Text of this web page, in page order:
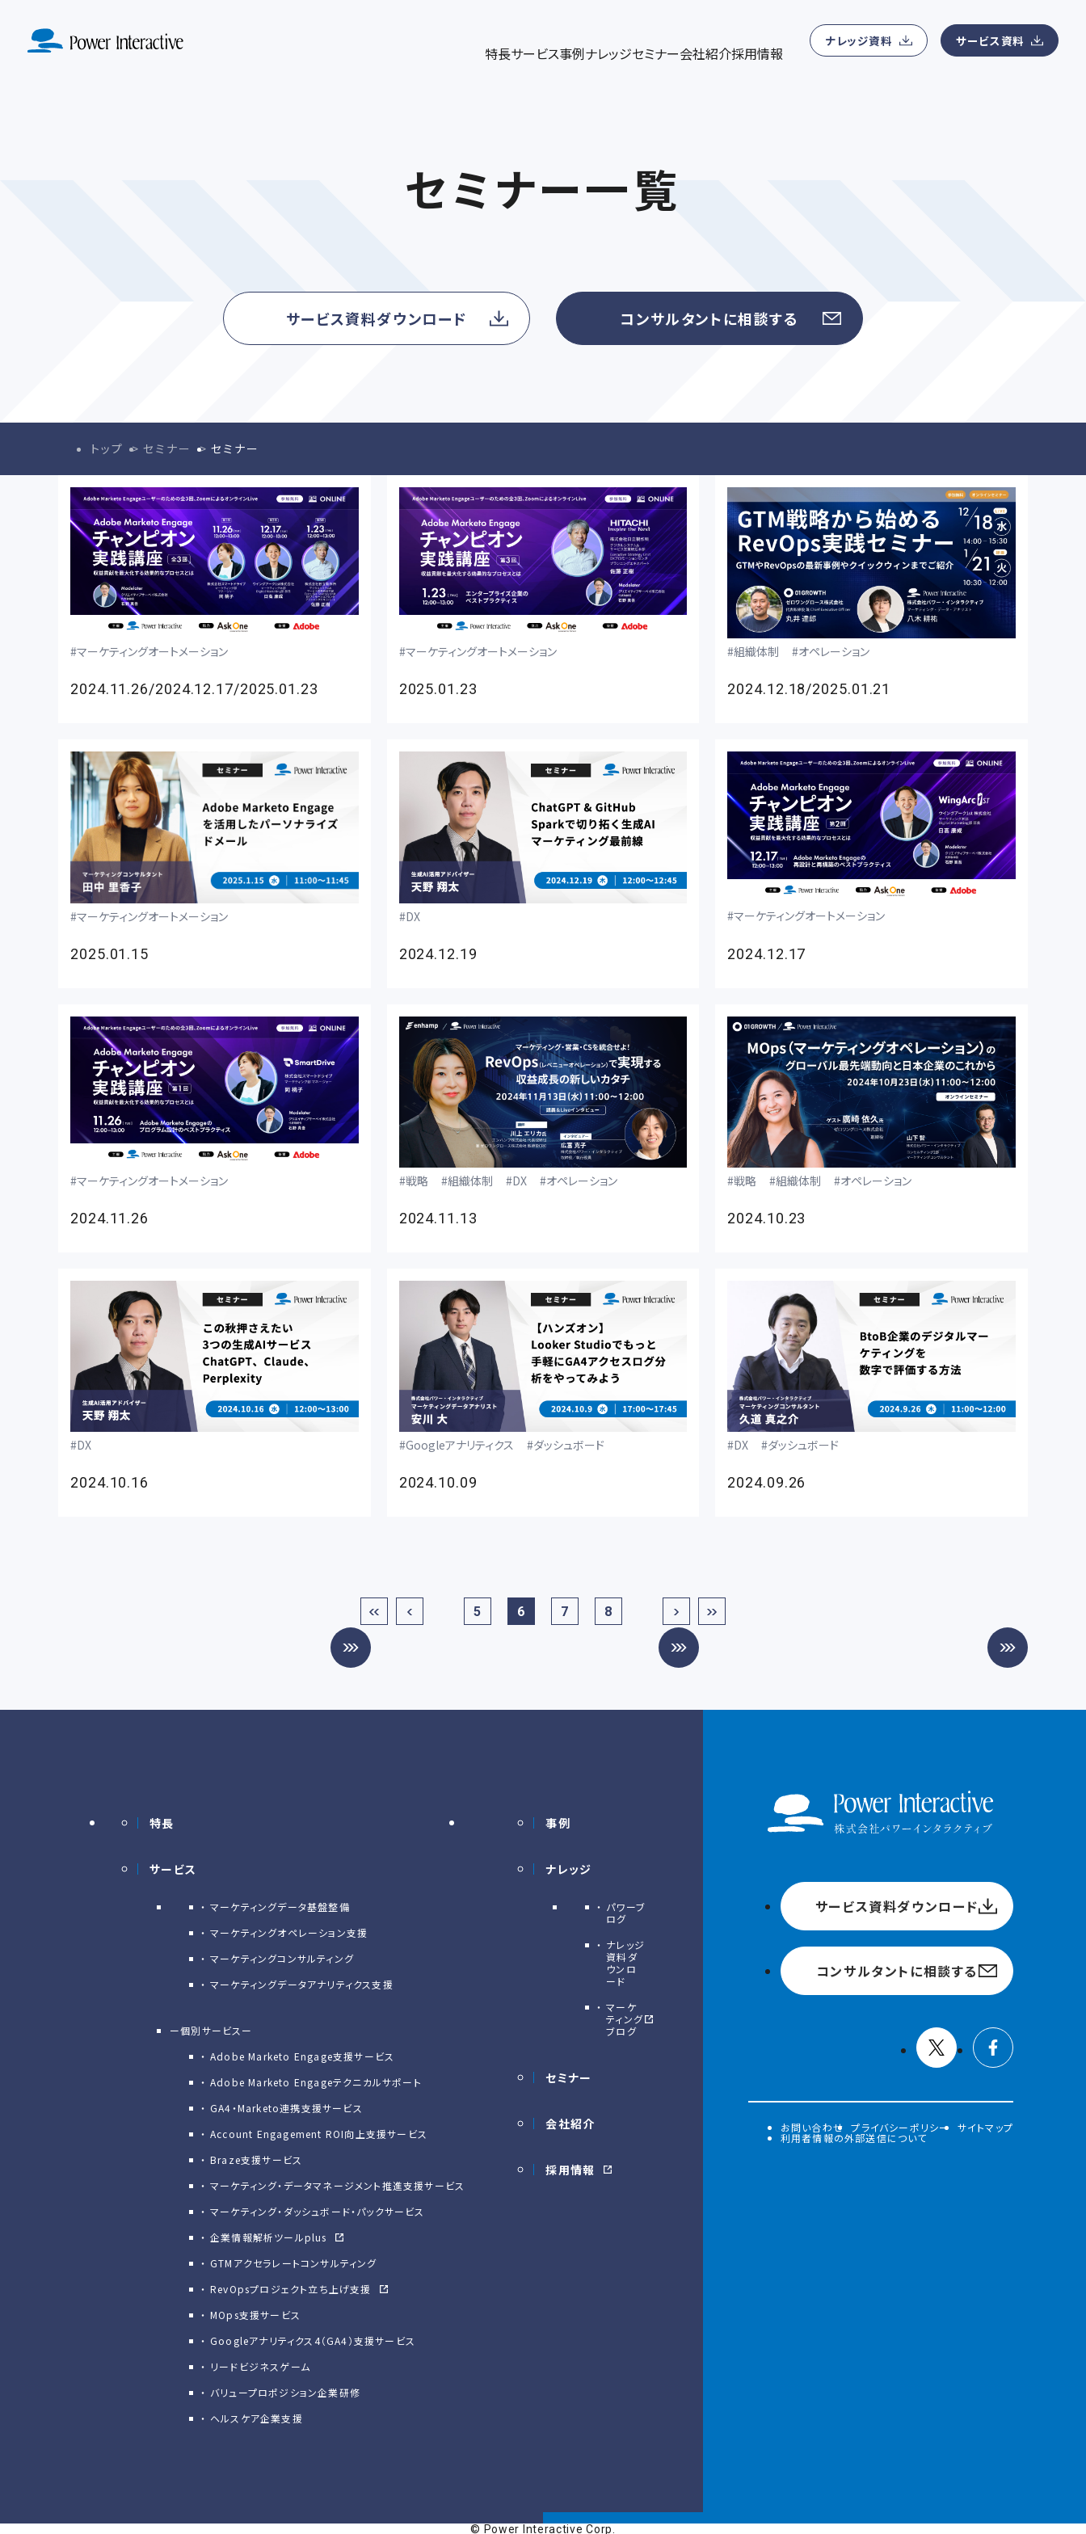
特長サービス
SERVICE 事例ナレッジ
マーケティングに関わる無料eBookを提供
セミナー会社紹介
所在地、事業領域、アクセスマップ、役員紹介などの基本情報
採用情報
ナレッジ資料 サービス資料
セミナー一覧
サービス資料ダウンロード コンサルタントに相談する
トップ セミナー セミナー
マーケティングオートメーション
2024.11.26/2024.12.17/2025.01.23
マーケティングオートメーション
2025.01.23
組織体制 オペレーション
2024.12.18/2025.01.21
マーケティングオートメーション
2025.01.15
DX
2024.12.19
マーケティングオートメーション
2024.12.17
マーケティングオートメーション
2024.11.26
戦略 組織体制 DX オペレーション
2024.11.13
戦略 組織体制 オペレーション
2024.10.23
DX
2024.10.16
Googleアナリティクス ダッシュボード
2024.10.09
DX ダッシュボード
2024.09.26
5 6 7 8
サービス資料ダウンロード
コンサルタントに相談する
お問い合わせ プライバシーポリシー サイトマップ
利用者情報の外部送信について
特長
サービス
マーケティングデータ基盤整備
マーケティングオペレーション支援
マーケティングコンサルティング
マーケティングデータアナリティクス支援
ー個別サービスー
Adobe Marketo Engage⽀援サービス
Adobe Marketo Engageテクニカルサポート
GA4・Marketo連携支援サービス
Account Engagement ROI向上支援サービス
Braze支援サービス
マーケティング・データマネージメント推進支援サービス
マーケティング・ダッシュボード・パックサービス
企業情報解析ツールplus
GTMアクセラレートコンサルティング
RevOpsプロジェクト立ち上げ支援
MOps支援サービス
Googleアナリティクス4（GA4）支援サービス
リードビジネスゲーム
バリュープロポジション企業研修
ヘルスケア企業支援
事例
ナレッジ
パワーブ
ログ
ナレッジ
資料ダ
ウンロ
ード
マーケ
ティング
ブログ
セミナー
会社紹介
採用情報
© Power Interactive Corp.